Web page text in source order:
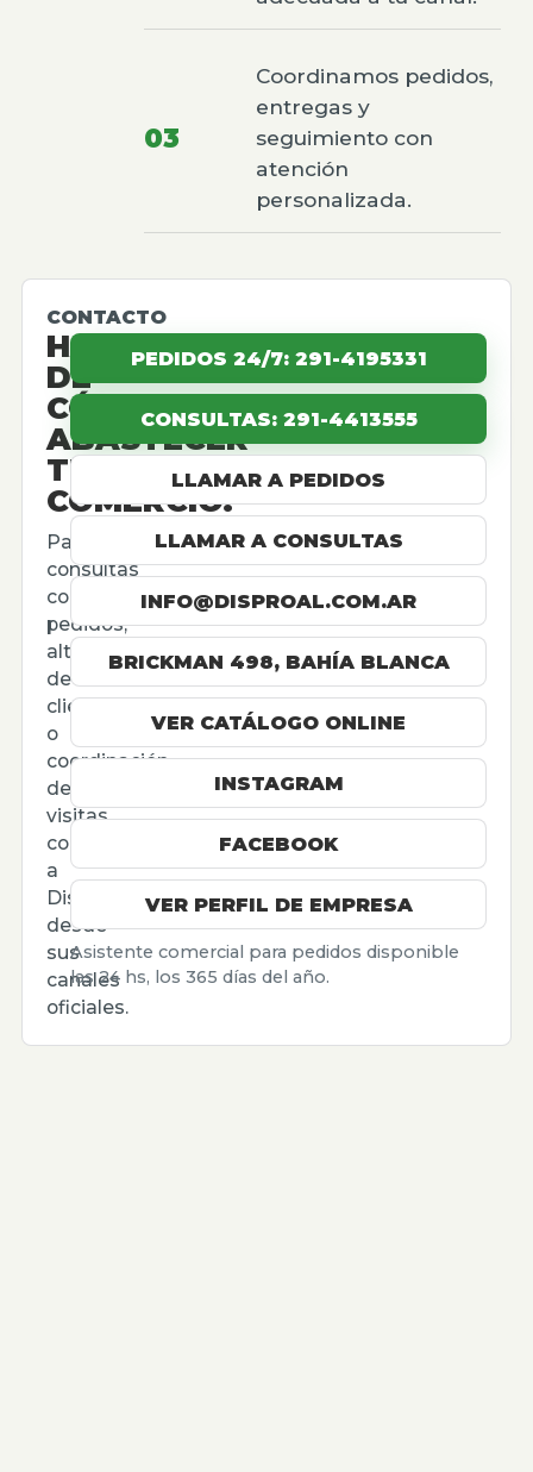
03
Coordinamos pedidos,
entregas y
seguimiento con
atención
personalizada.
CONTACTO
HABLEMOS
DE
CÓMO
ABASTECER
TU
COMERCIO.
Para
consultas
comerciales,
pedidos,
altas
de
cliente
o
coordinación
de
visitas,
contactá
a
Disproal
desde
sus
canales
oficiales.
PEDIDOS 24/7: 291-4195331
CONSULTAS: 291-4413555
LLAMAR A PEDIDOS
LLAMAR A CONSULTAS
INFO@DISPROAL.COM.AR
BRICKMAN 498, BAHÍA BLANCA
VER CATÁLOGO ONLINE
INSTAGRAM
FACEBOOK
VER PERFIL DE EMPRESA
Asistente comercial para pedidos disponible
las 24 hs, los 365 días del año.